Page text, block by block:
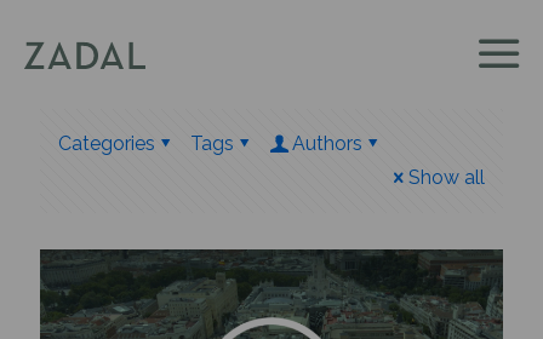
Categories Tags
Authors
Show all